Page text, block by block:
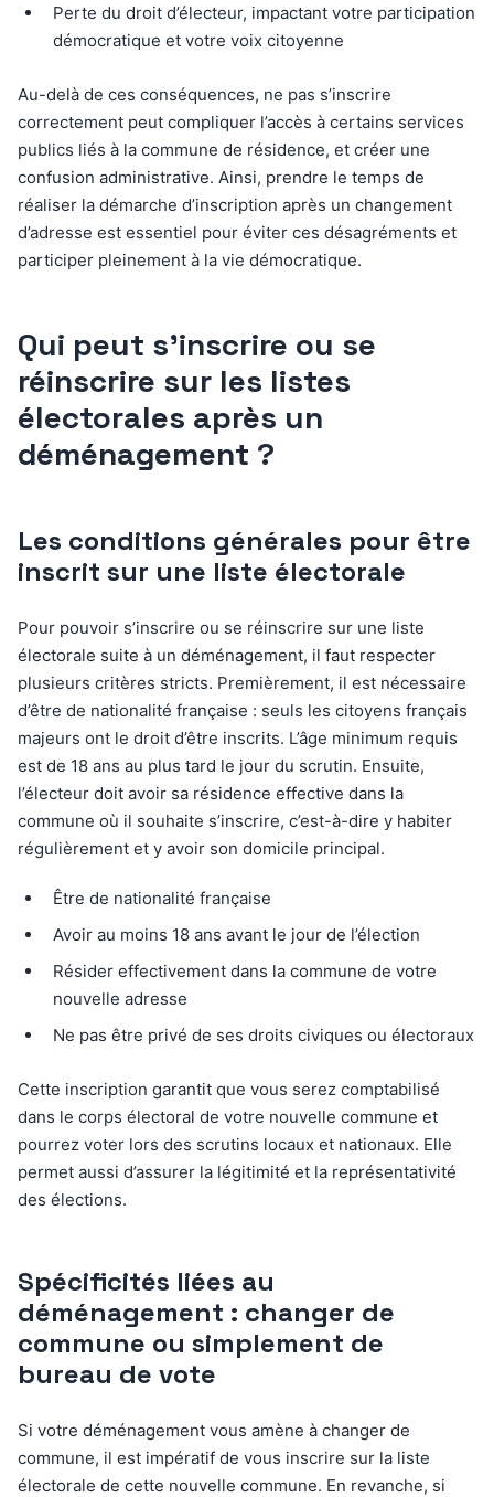
Perte du droit d’électeur, impactant votre participation
démocratique et votre voix citoyenne
Au-delà de ces conséquences, ne pas s’inscrire
correctement peut compliquer l’accès à certains services
publics liés à la commune de résidence, et créer une
confusion administrative. Ainsi, prendre le temps de
réaliser la démarche d’inscription après un changement
d’adresse est essentiel pour éviter ces désagréments et
participer pleinement à la vie démocratique.
Qui peut s’inscrire ou se
réinscrire sur les listes
électorales après un
déménagement ?
Les conditions générales pour être
inscrit sur une liste électorale
Pour pouvoir s’inscrire ou se réinscrire sur une liste
électorale suite à un déménagement, il faut respecter
plusieurs critères stricts. Premièrement, il est nécessaire
d’être de nationalité française : seuls les citoyens français
majeurs ont le droit d’être inscrits. L’âge minimum requis
est de 18 ans au plus tard le jour du scrutin. Ensuite,
l’électeur doit avoir sa résidence effective dans la
commune où il souhaite s’inscrire, c’est-à-dire y habiter
régulièrement et y avoir son domicile principal.
Être de nationalité française
Avoir au moins 18 ans avant le jour de l’élection
Résider effectivement dans la commune de votre
nouvelle adresse
Ne pas être privé de ses droits civiques ou électoraux
Cette inscription garantit que vous serez comptabilisé
dans le corps électoral de votre nouvelle commune et
pourrez voter lors des scrutins locaux et nationaux. Elle
permet aussi d’assurer la légitimité et la représentativité
des élections.
Spécificités liées au
déménagement : changer de
commune ou simplement de
bureau de vote
Si votre déménagement vous amène à changer de
commune, il est impératif de vous inscrire sur la liste
électorale de cette nouvelle commune. En revanche, si